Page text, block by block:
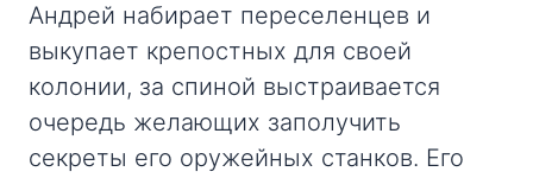
Андрей набирает переселенцев и
выкупает крепостных для своей
колонии, за спиной выстраивается
очередь желающих заполучить
секреты его оружейных станков. Его